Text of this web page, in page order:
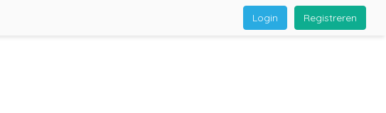
Registreren
Login